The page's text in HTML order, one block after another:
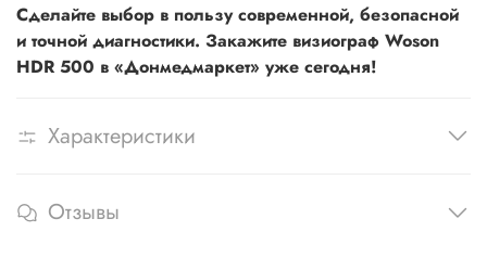
Сделайте выбор в пользу современной, безопасной
и точной диагностики. Закажите визиограф Woson
HDR 500 в «Донмедмаркет» уже сегодня!
Характеристики
Отзывы